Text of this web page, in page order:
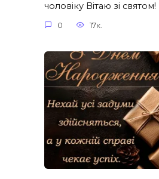
чоловіку Вітаю зі святом!
0 17к.